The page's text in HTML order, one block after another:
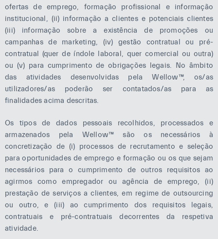
ofertas de emprego, formação profissional e informação
institucional, (ii) informação a clientes e potenciais clientes
(iii) informação sobre a existência de promoções ou
campanhas de marketing, (iv) gestão contratual ou pré-
contratual (quer de índole laboral, quer comercial ou outra)
ou (v) para cumprimento de obrigações legais. No âmbito
das atividades desenvolvidas pela Wellow™, os/as
utilizadores/as poderão ser contatados/as para as
finalidades acima descritas.
Os tipos de dados pessoais recolhidos, processados e
armazenados pela Wellow™ são os necessários à
concretização de (i) processos de recrutamento e seleção
para oportunidades de emprego e formação ou os que sejam
necessários para o cumprimento de outros requisitos ao
agirmos como empregador ou agência de emprego, (ii)
prestação de serviços a clientes, em regime de outsourcing
ou outro, e (iii) ao cumprimento dos requisitos legais,
contratuais e pré-contratuais decorrentes da respetiva
atividade.